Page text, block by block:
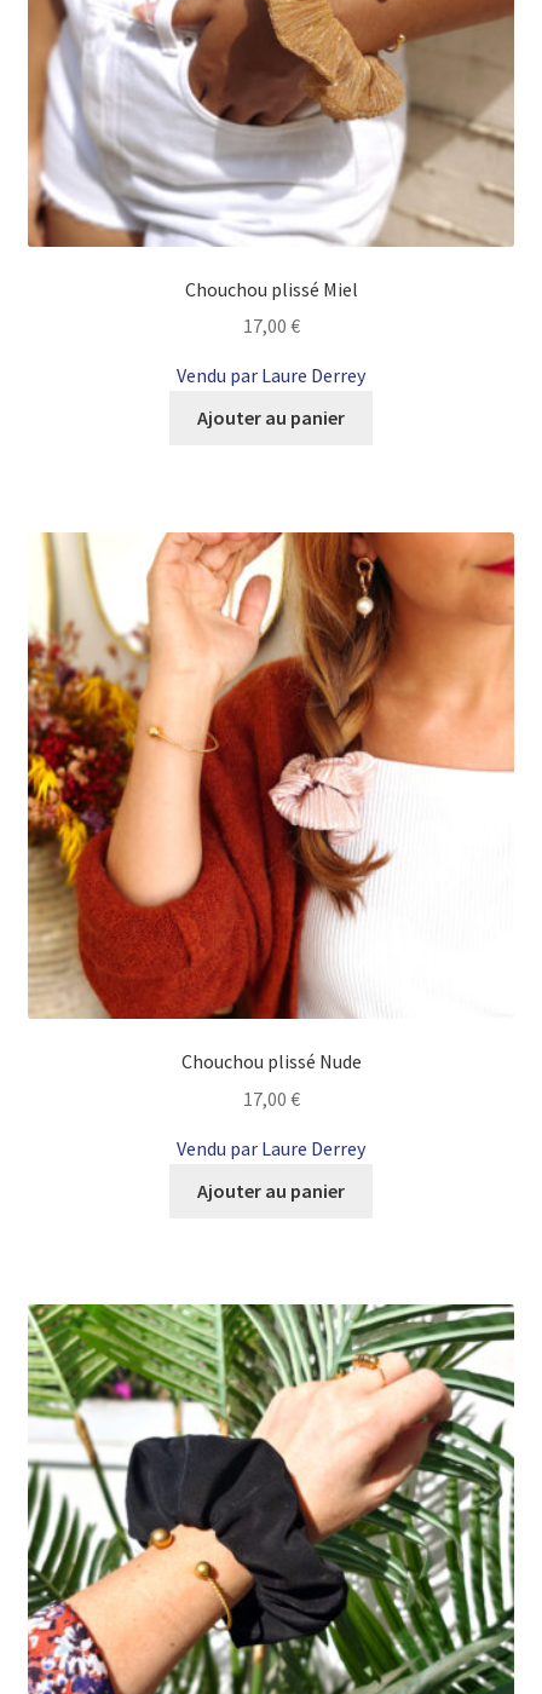
Chouchou plissé Miel
17,00 €
Vendu par Laure Derrey
Ajouter au panier
Chouchou plissé Nude
17,00 €
Vendu par Laure Derrey
Ajouter au panier